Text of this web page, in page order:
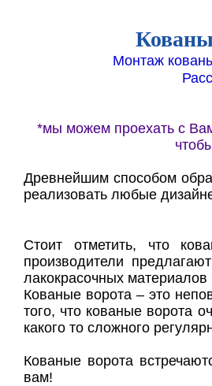
Монтаж
*мы можем проехать с
Древнейшим способом
реализовать любые
Стоит отметить, что
производители
лакокрасочных
Кованые ворота – это
того, что кованые ворота
какого то сложного
Кованые ворота
вам!